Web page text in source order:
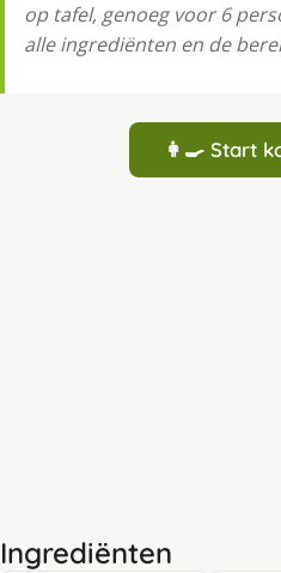
op tafel, genoeg voor 6
alle ingrediënten en de
👩‍🍳 Start
Ingrediënten